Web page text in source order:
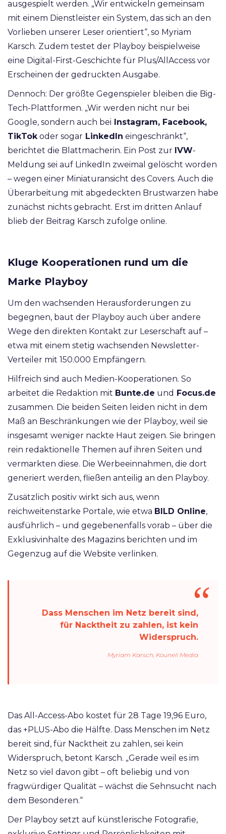
ausgespielt werden. „Wir entwickeln gemeinsam
mit einem Dienstleister ein System, das sich an den
Vorlieben unserer Leser orientiert“, so Myriam
Karsch. Zudem testet der Playboy beispielweise
eine Digital-First-Geschichte für Plus/AllAccess vor
Erscheinen der gedruckten Ausgabe.
Dennoch: Der größte Gegenspieler bleiben die Big-
Tech-Plattformen. „Wir werden nicht nur bei
Google, sondern auch bei Instagram, Facebook,
TikTokoder sogar LinkedIn eingeschränkt“,
berichtet die Blattmacherin. Ein Post zur IVW-
Meldung sei auf LinkedIn zweimal gelöscht worden
– wegen einer Miniaturansicht des Covers. Auch die
Überarbeitung mit abgedeckten Brustwarzen habe
zunächst nichts gebracht. Erst im dritten Anlauf
blieb der Beitrag Karsch zufolge online.
Kluge Kooperationen rund um die
Marke Playboy
Um den wachsenden Herausforderungen zu
begegnen, baut der Playboy auch über andere
Wege den direkten Kontakt zur Leserschaft auf –
etwa mit einem stetig wachsenden Newsletter-
Verteiler mit 150.000 Empfängern.
Hilfreich sind auch Medien-Kooperationen. So
arbeitet die Redaktion mit Bunte.de und Focus.de
zusammen. Die beiden Seiten leiden nicht in dem
Maß an Beschränkungen wie der Playboy, weil sie
insgesamt weniger nackte Haut zeigen. Sie bringen
rein redaktionelle Themen auf ihren Seiten und
vermarkten diese. Die Werbeeinnahmen, die dort
generiert werden, fließen anteilig an den Playboy.
Zusätzlich positiv wirkt sich aus, wenn
reichweitenstarke Portale, wie etwa BILD Online,
ausführlich – und gegebenenfalls vorab – über die
Exklusivinhalte des Magazins berichten und im
Gegenzug auf die Website verlinken.
Dass Menschen im Netz bereit sind,
für Nacktheit zu zahlen, ist kein
Widerspruch.
Myriam Karsch, Kouneli Media
Das All-Access-Abo kostet für 28 Tage 19,96 Euro,
das +PLUS-Abo die Hälfte. Dass Menschen im Netz
bereit sind, für Nacktheit zu zahlen, sei kein
Widerspruch, betont Karsch. „Gerade weil es im
Netz so viel davon gibt – oft beliebig und von
fragwürdiger Qualität – wächst die Sehnsucht nach
dem Besonderen.“
Der Playboy setzt auf künstlerische Fotografie,